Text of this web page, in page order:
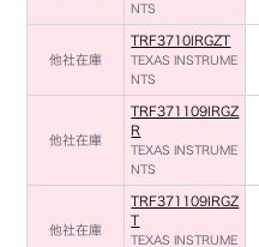
NTS
他社在庫
TRF3710IRGZT
TEXAS INSTRUME
NTS
他社在庫
TRF371109IRGZ
R
TEXAS INSTRUME
NTS
他社在庫
TRF371109IRGZ
T
TEXAS INSTRUME